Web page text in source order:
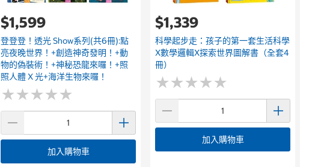
$1,599
登登登！透光 Show系列(共6冊):點
亮夜晚世界！+創造神奇發明！+動
物的偽裝術！+神秘恐龍來囉！+照
照人體 X 光+海洋生物來囉！
★★★★★
★★★★★
加入購物車
$1,339
科學起步走：孩子的第一套生活科學
X數學邏輯X探索世界圖解書（全套4
冊）
★★★★★
★★★★★
加入購物車